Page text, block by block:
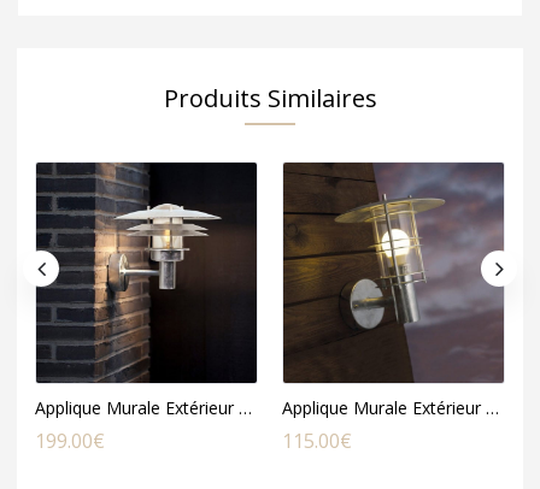
Produits Similaires
Applique Murale Extérieur Amalienborg en Acier Galvanisé
199.00€
Applique Murale Extérieur FREDENSBORG en Acier Galvanisé
115.00€